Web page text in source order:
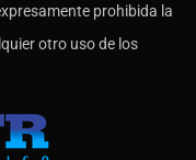
prohibida la
otro uso de los